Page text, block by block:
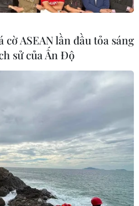
cờ ASEAN lần đầu tỏa sáng
sử của Ấn Độ